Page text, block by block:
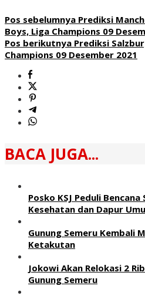
Pos sebelumnya Prediksi
Boys, Liga Champions 09
Pos berikutnya Prediksi
Champions 09 Desember 2021
BACA JUGA...
Posko KSJ Peduli
Kesehatan dan Dapur
Gunung Semeru Kembali
Ketakutan
Jokowi Akan Relokasi 2
Gunung Semeru